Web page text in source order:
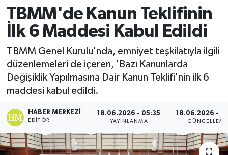
TBMM'de Kanun Teklifinin
İlk 6 Maddesi Kabul Edildi
TBMM Genel Kurulu'nda, emniyet teşkilatıyla ilgili
düzenlemeleri de içeren, 'Bazı Kanunlarda
Değişiklik Yapılmasına Dair Kanun Teklifi'nin ilk 6
maddesi kabul edildi.
HABER MERKEZI
EDITÖR
18.06.2026 - 05:35
YAYINLANMA
18.06.2026 -
GÜNCELLEME
Biyografi
Çevre
Diğer
Dünya
Eğitim
Ekonomi
Ankara Trafik Yoğunluk Haritası
Süper Lig Puan Durumu ve Fikstür
Tüm Manşetler
Son Dakika Haberleri
Haber Arşivi